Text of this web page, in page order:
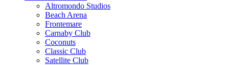
Altromondo Studios
Beach Arena
Frontemare
Carnaby Club
Coconuts
Classic Club
Satellite Club